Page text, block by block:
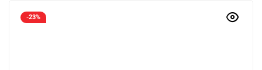
-23%